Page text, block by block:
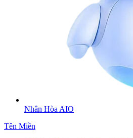
Nhân Hòa AIO
Tên Miền